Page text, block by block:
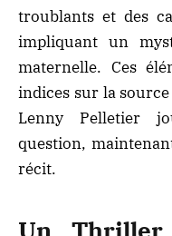
troublants et des
impliquant un
maternelle. Ces
indices sur la
Lenny Pelletier
question,
récit.
Un Thriller